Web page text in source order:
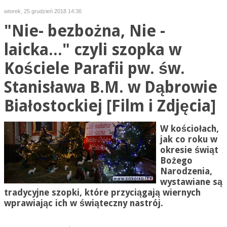
wtorek, 25 grudzień 2018 14:36
"Nie- bezbożna, Nie -
laicka..." czyli szopka w
Kościele Parafii pw. św.
Stanisława B.M. w Dąbrowie
Białostockiej [Film i Zdjęcia]
W kościołach,
jak co roku w
okresie świąt
Bożego
Narodzenia,
wystawiane są
tradycyjne szopki, które przyciągają wiernych
wprawiając ich w świąteczny nastrój.